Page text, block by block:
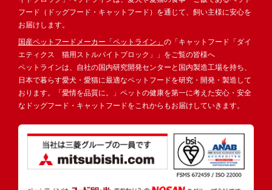
フード（ドッグフード・キャットフード）を通じて、飼い主様に安心を
お届けします。
国産ペットフードメーカー「ペットライン」 の「キャットフード「ダイ
エティクス 猫用ストルバイトブロック」」をご覧の皆様へ
ペットラインは、自社の国内研究開発センターと国内製造工場を持ち、
日本で暮らす愛犬・愛猫に最適なペットフードを研究・開発・製造して
おります。「愛情を品質に。」ペットの健康を第一に考えた安心・安全
なドッグフード・キャットフードをこれからもお届けしていきます。